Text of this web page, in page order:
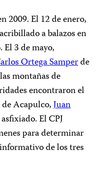
2009. El 12 de enero,
a balazos en
3 de mayo,
Ortega Samperde
montañas de
encontraron el
Acapulco,Juan
El CPJ
para determinar
de los tres